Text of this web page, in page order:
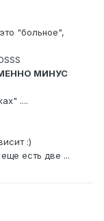
"больное",
МИНУС
....
:)
есть две ...